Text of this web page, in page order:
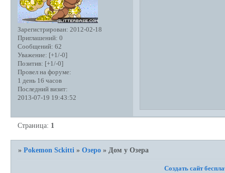
Зарегистрирован: 2012-02-18
Приглашений: 0
Сообщений: 62
Уважение: [+1/-0]
Позитив: [+1/-0]
Провел на форуме:
1 день 16 часов
Последний визит:
2013-07-19 19:43:52
Страница: 1
»Pokemon Sckitti »Озеро » Дом у Озера
Создать сайт